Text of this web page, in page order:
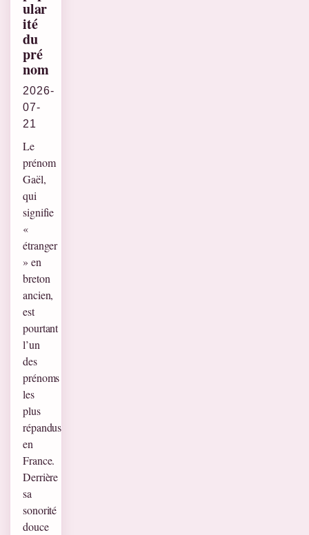
ular
ité
du
pré
nom
2026-
07-
21
Le
prénom
Gaël,
qui
signifie
«
étranger
» en
breton
ancien,
est
pourtant
l’un
des
prénoms
les
plus
répandus
en
France.
Derrière
sa
sonorité
douce